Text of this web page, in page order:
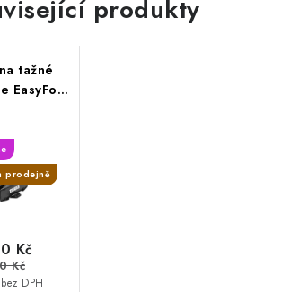
produkty
tažné
EasyFold
kola
prodejně
DPH
Kč
Kč